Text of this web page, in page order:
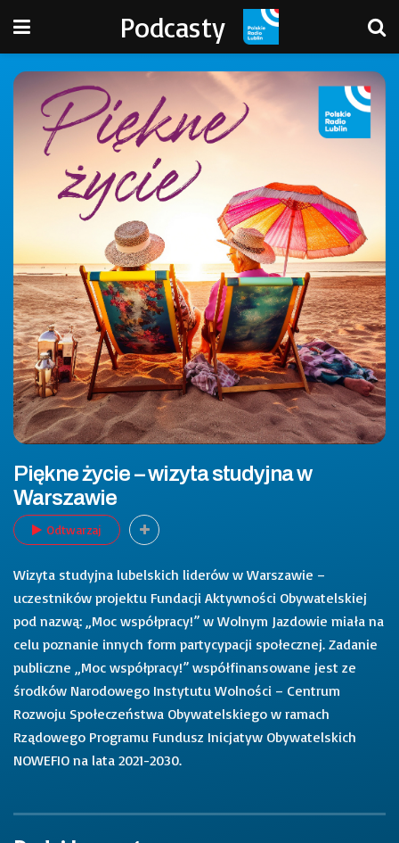
Podcasty
Piękne życie – wizyta studyjna w
Warszawie
Odtwarzaj
Wizyta studyjna lubelskich liderów w Warszawie –
uczestników projektu Fundacji Aktywności Obywatelskiej
pod nazwą: „Moc współpracy!” w Wolnym Jazdowie miała na
celu poznanie innych form partycypacji społecznej. Zadanie
publiczne „Moc współpracy!” współfinansowane jest ze
środków Narodowego Instytutu Wolności – Centrum
Rozwoju Społeczeństwa Obywatelskiego w ramach
Rządowego Programu Fundusz Inicjatyw Obywatelskich
NOWEFIO na lata 2021-2030.